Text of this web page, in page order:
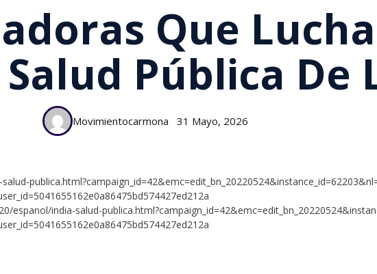
Que
Pública De
Movimientocarmona 31 Mayo, 2026
india-salud-